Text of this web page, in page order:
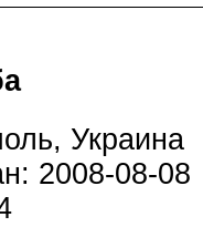
Украина
2008-08-08